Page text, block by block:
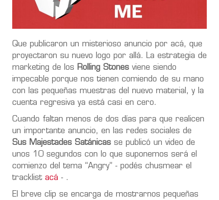
Que publicaron un misterioso anuncio por acá, que
proyectaron su nuevo logo por allá. La estrategia de
marketing de los Rolling Stones viene siendo
impecable porque nos tienen comiendo de su mano
con las pequeñas muestras del nuevo material, y la
cuenta regresiva ya está casi en cero.
Cuando faltan menos de dos días para que realicen
un importante anuncio, en las redes sociales de
Sus Majestades Satánicas se publicó un video de
unos 10 segundos con lo que suponemos será el
comienzo del tema “Angry” - podés chusmear el
tracklist acá - .
El breve clip se encarga de mostrarnos pequeñas